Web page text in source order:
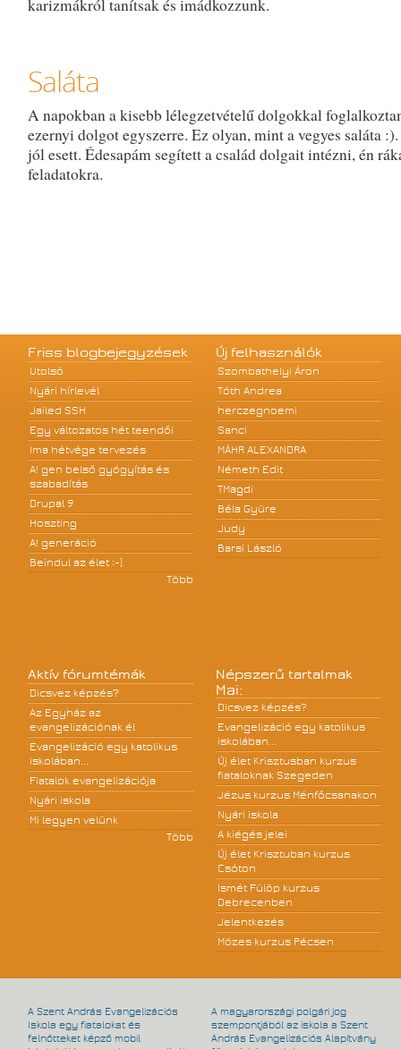
karizmákról tanítsak és imádkozzunk.
Saláta
A napokban a kisebb lélegzetvételű dolgokkal
ezernyi dolgot egyszerre. Ez olyan, mint a vegyes saláta
jól esett. Édesapám segített a család dolgait intézni, én
feladatokra.
Friss blogbejegyzések
Utolsó
Nyári hírlevél
Jailed SSH
Egy változatos hét teendői
Ima hétvége tervezés
A! gen belső gyógyítás és
szabadítás
Drupal 9
Hoszting
A! generáció
Beindul az élet :-)
Több
Új felhasználók
Szombathelyi Áron
Tóth Andrea
herczegnoemi
Sanci
MÁHR ALEXANDRA
Németh Edit
TMagdi
Béla Gyüre
Judy
Barsi László
Aktív fórumtémák
Dicsvez képzés?
Az Egyház az
evangelizációnak él
Evangelizáció egy katolikus
iskolában...
Fiatalok evangelizációja
Nyári iskola
Mi legyen velünk
Több
Népszerű tartalmak
Mai:
Dicsvez képzés?
Evangelizáció egy katolikus
iskolában...
Új élet Krisztusban kurzus
fiataloknak Szegeden
Jézus kurzus Ménfőcsanakon
Nyári iskola
A kiégés jelei
Új élet Krisztuban kurzus
Csóton
Ismét Fülöp kurzus
Debrecenben
Jelentkezés
Mózes kurzus Pécsen
A Szent András Evangelizációs
Iskola egy fiatalokat és
felnőtteket képző mobil
A magyarországi polgári jog
szempontjából az iskola a Szent
András Evangelizációs Alapítvány